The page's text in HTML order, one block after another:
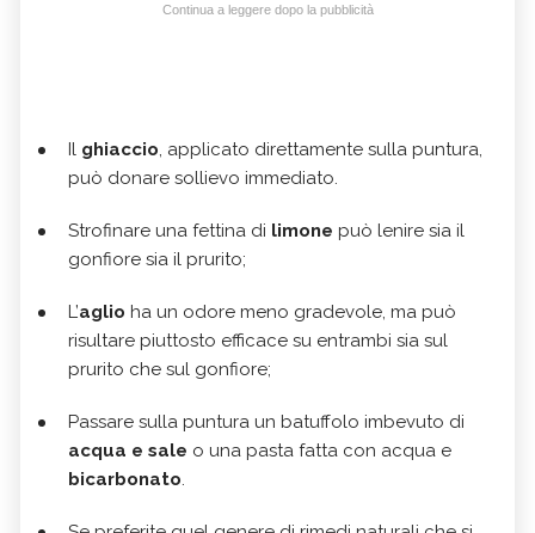
Continua a leggere dopo la pubblicità
Il ghiaccio, applicato direttamente sulla puntura,
può donare sollievo immediato.
Strofinare una fettina di limone può lenire sia il
gonfiore sia il prurito;
L’aglio ha un odore meno gradevole, ma può
risultare piuttosto efficace su entrambi sia sul
prurito che sul gonfiore;
Passare sulla puntura un batuffolo imbevuto di
acqua e sale o una pasta fatta con acqua e
bicarbonato.